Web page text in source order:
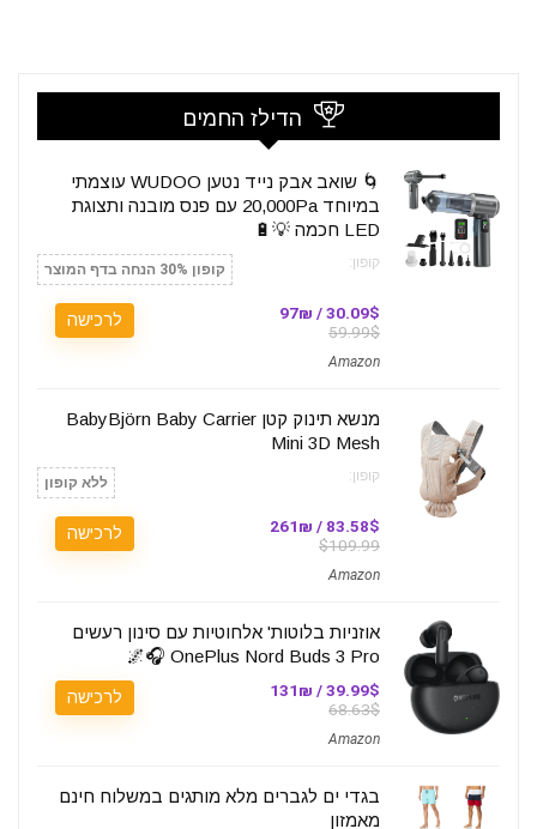
הדילז החמים
🌀 שואב אבק נייד נטען WUDOO עוצמתי
במיוחד 20,000Pa עם פנס מובנה ותצוגת
LED חכמה 💡🔋
קופון: קופון 30% הנחה בדף המוצר
30.09$ / 97₪
59.99$
Amazon
לרכישה
מנשא תינוק קטן BabyBjörn Baby Carrier
Mini 3D Mesh
קופון: ללא קופון
83.58$ / 261₪
$109.99
Amazon
לרכישה
אוזניות בלוטות' אלחוטיות עם סינון רעשים
OnePlus Nord Buds 3 Pro 🎧🌌
39.99$ / 131₪
68.63$
Amazon
לרכישה
בגדי ים לגברים מלא מותגים במשלוח חינם
מאמזון